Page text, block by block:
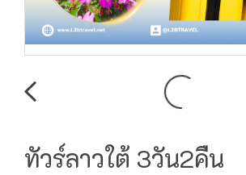
ทัวร์ลาวใต้ 3วัน2คืน